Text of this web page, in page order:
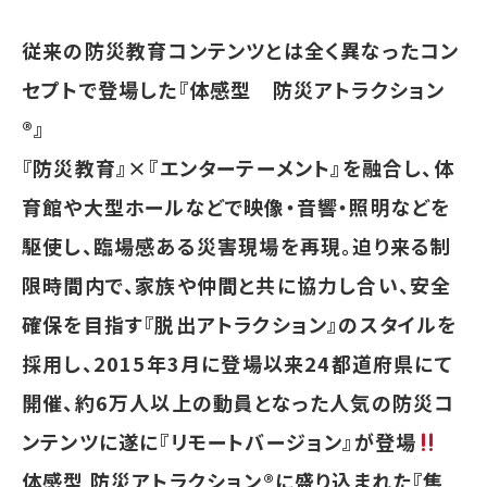
従来の防災教育コンテンツとは全く異なったコン
セプトで登場した『体感型 防災アトラクション
®︎』
『防災教育』×『エンターテーメント』を融合し、体
育館や大型ホールなどで映像・音響・照明などを
駆使し、臨場感ある災害現場を再現。迫り来る制
限時間内で、家族や仲間と共に協力し合い、安全
確保を目指す『脱出アトラクション』のスタイルを
採用し、2015年3月に登場以来24都道府県にて
開催、約6万人以上の動員となった人気の防災コ
ンテンツに遂に『リモートバージョン』が登場
体感型 防災アトラクション®に盛り込まれた『焦